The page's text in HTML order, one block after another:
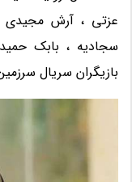
عزتی ، آرش مجیدی
سجادیه ، بابک
بازیگران سریال